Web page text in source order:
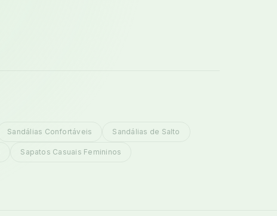
Sandálias Confortáveis Sandálias de Salto
Sapatos Casuais Femininos